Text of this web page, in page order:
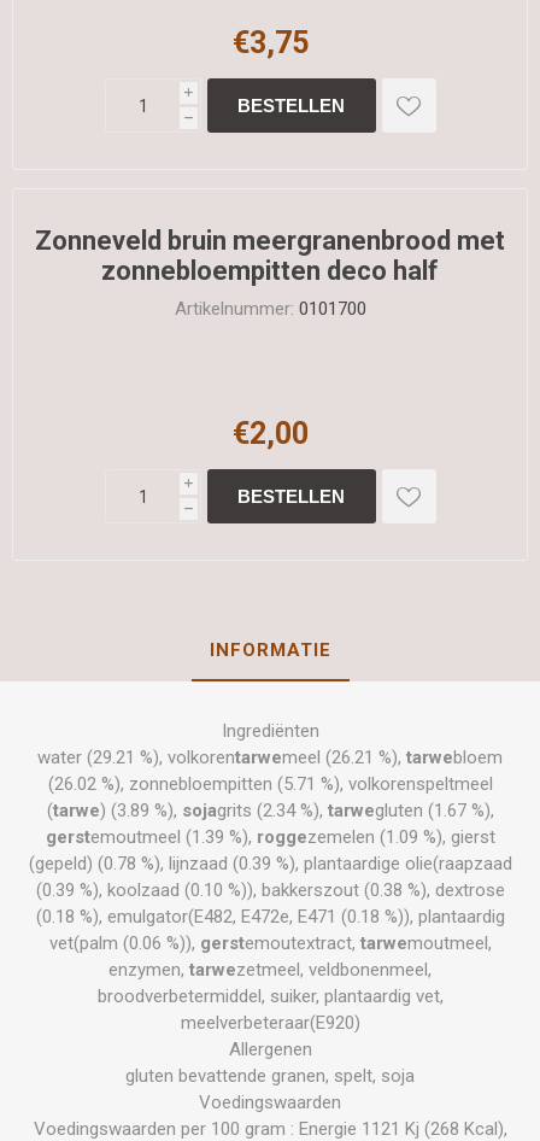
€3,75
i
h
Zonneveld bruin meergranenbrood met
zonnebloempitten deco half
Artikelnummer: 0101700
€2,00
i
h
INFORMATIE
Ingrediënten
water (29.21 %), volkorentarwemeel (26.21 %), tarwebloem
(26.02 %), zonnebloempitten (5.71 %), volkorenspeltmeel
(tarwe) (3.89 %), sojagrits (2.34 %), tarwegluten (1.67 %),
gerstemoutmeel (1.39 %), roggezemelen (1.09 %), gierst
(gepeld) (0.78 %), lijnzaad (0.39 %), plantaardige olie(raapzaad
(0.39 %), koolzaad (0.10 %)), bakkerszout (0.38 %), dextrose
(0.18 %), emulgator(E482, E472e, E471 (0.18 %)), plantaardig
vet(palm (0.06 %)), gerstemoutextract, tarwemoutmeel,
enzymen, tarwezetmeel, veldbonenmeel,
broodverbetermiddel, suiker, plantaardig vet,
meelverbeteraar(E920)
Allergenen
gluten bevattende granen, spelt, soja
Voedingswaarden
Voedingswaarden per 100 gram : Energie 1121 Kj (268 Kcal),